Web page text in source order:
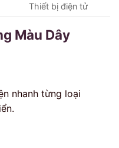
Thiết bị điện tử
Màu Dây
nhanh từng loại